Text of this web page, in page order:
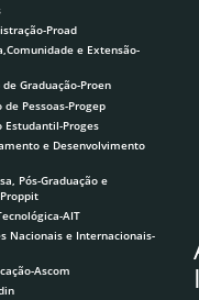
Proad
e Extensão-
Graduação-Proen
Pessoas-Progep
Estudantil-Proges
e Desenvolvimento
Pós-Graduação e
AIT
Nacionais e Internacionais-
Ascom